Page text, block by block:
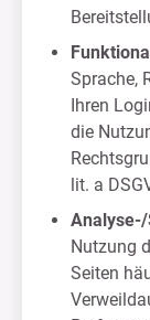
Sprache,
Ihren
die
lit. a
Nutzung
Seiten